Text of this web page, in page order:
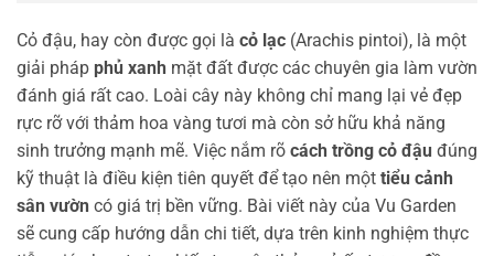
Cỏ đậu, hay còn được gọi là cỏ lạc (Arachis pintoi), là một
giải pháp phủ xanh mặt đất được các chuyên gia làm vườn
đánh giá rất cao. Loài cây này không chỉ mang lại vẻ đẹp
rực rỡ với thảm hoa vàng tươi mà còn sở hữu khả năng
sinh trưởng mạnh mẽ. Việc nắm rõ cách trồng cỏ đậu đúng
kỹ thuật là điều kiện tiên quyết để tạo nên một tiểu cảnh
sân vườn có giá trị bền vững. Bài viết này của Vu Garden
sẽ cung cấp hướng dẫn chi tiết, dựa trên kinh nghiệm thực